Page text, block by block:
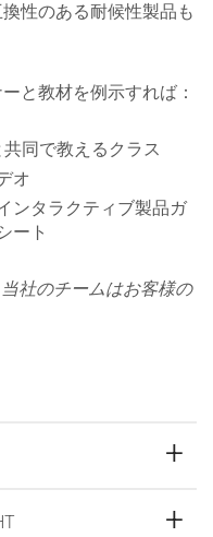
性のある耐候性製品も
と教材を例示すれば：
同で教えるクラス
オ
ンタラクティブ製品ガ
ート
当社のチームはお客様の